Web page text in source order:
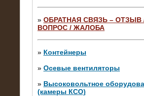
» ОБРАТНАЯ СВЯЗЬ – ОТЗЫВ
ВОПРОС / ЖАЛОБА
» Контейнеры
» Осевые вентиляторы
» Высоковольтное
(камеры КСО)
10.04.2015
Аренда нагрузочного модуля
10 кВ